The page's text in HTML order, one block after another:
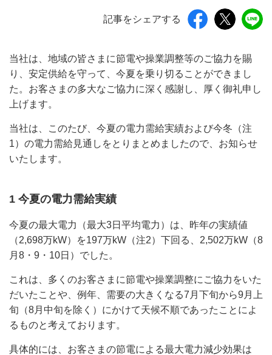
記事をシェアする
当社は、地域の皆さまに節電や操業調整等のご協力を賜
り、安定供給を守って、今夏を乗り切ることができまし
た。お客さまの多大なご協力に深く感謝し、厚く御礼申し
上げます。
当社は、このたび、今夏の電力需給実績および今冬（注
1）の電力需給見通しをとりまとめましたので、お知らせ
いたします。
1 今夏の電力需給実績
今夏の最大電力（最大3日平均電力）は、昨年の実績値
（2,698万kW）を197万kW（注2）下回る、2,502万kW（8
月8・9・10日）でした。
これは、多くのお客さまに節電や操業調整にご協力をいた
だいたことや、例年、需要の大きくなる7月下旬から9月上
旬（8月中旬を除く）にかけて天候不順であったことによ
るものと考えております。
具体的には、お客さまの節電による最大電力減少効果は